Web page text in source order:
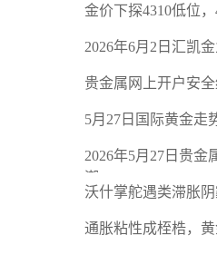
金价下探4310低位
2026年6月2日汇凯
贵金属网上开户安
5月27日国际黄金走
2026年5月27日贵
潮
沃什掌舵遇类滞胀
通胀粘性成桎梏，